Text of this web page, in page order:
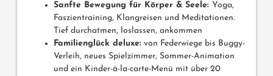
Sanfte Bewegung für Körper & Seele: Yoga,
Faszientraining, Klangreisen und Meditationen.
Tief durchatmen, loslassen, ankommen
Familienglück deluxe: von Federwiege bis Buggy-
Verleih, neues Spielzimmer, Sommer-Animation
und ein Kinder-à-la-carte-Menü mit über 20